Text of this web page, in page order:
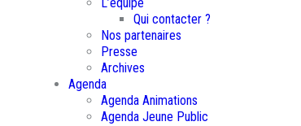
Qui contacter ?
Nos partenaires
Presse
Archives
Agenda
Agenda Animations
Agenda Jeune Public